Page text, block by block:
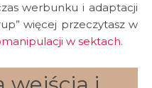
werbunku i adaptacji
więcej przeczytasz w
w sektach.